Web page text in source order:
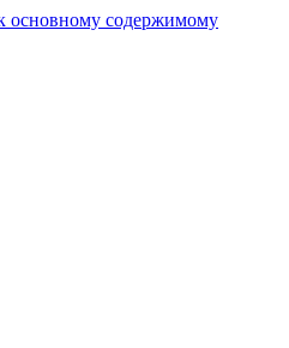
основному содержимому